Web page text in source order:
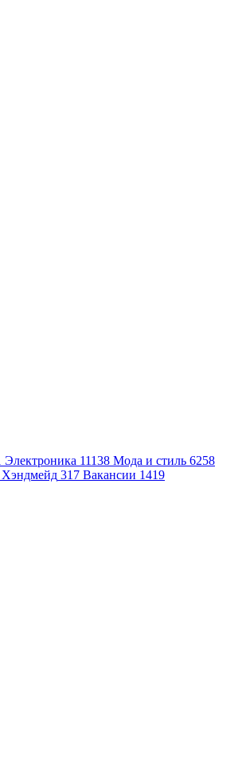
Электроника 11138 Мода и стиль 6258
Хэндмейд 317 Вакансии 1419